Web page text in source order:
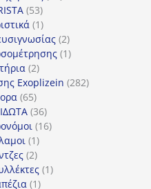
5353
προϊόντα
11
προϊόν
22
προϊόντα
11
22
προϊόντα
Exoplizein 282282
6565
προϊόντα
3636
προϊόντα
1616
11
προϊόν
22
προϊόντα
11
11